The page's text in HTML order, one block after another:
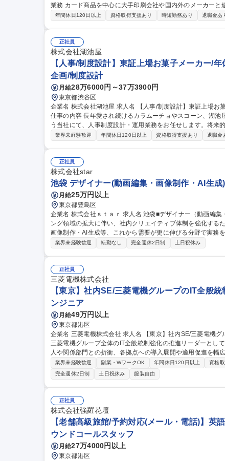
業務 カード商品を中心に大手印刷会社や国内外のメーカー
向上、持続性向上に向けた各種取組み 募集職種 【カード事業部】キャラクターカード商品 品質管理担当★シェア
年間休日120日以上 資格取得支援あり 時短勤務あり 退職金あ
正社員
株式会社湖池屋
【人事/制度設計】東証上場お菓子メーカー/
企画/制度設計
月給28万6000円～37万3900円
東京都渋谷区
企業名 株式会社湖池屋 求人名 【人事/制度設計】東証上場お菓子メーカー／年休121日・リモート可／賞与5ヶ月
仕事の内容 長年愛され続けるカラムーチョやスコーン、湖
う当社にて、人事制度設計・運用業務をお任せします。将来
【業務詳細】 ■人事制度（等級・評価・報酬等）の設計、運
計】東証上場お菓子メーカー／年休121日・リモート可／賞与
業界未経験歓迎 年間休日120日以上 資格取得支援あり 退職金
正社員
株式会社star
池袋 デザイナー(動画編集・画像制作・AI生
月給25万円以上
東京都豊島区
企業名 株式会社ｓｔａｒ 求人名 池袋■デザイナー（動画編集・画像制作・AI生成） 仕事の内容 広告・マーケティ
ング領域の拡大に伴い、社内クリエイティブ体制を強化する
画像制作・AI生成等、これから需要が更に伸びる分野で実務を積んでいただ
広告動画の編集（SNS・Web広告向け）、カット編集・テロ
ビジュアル制作、プロンプト設計、生成素材の調整・ブラ
募集職種 池袋■デザイナー（動画編集・画像制作・AI生成）
業界未経験歓迎 転勤なし 完全週休2日制 土日祝休み
正社員
三菱電機株式会社
【東京】社内SE/三菱電機グループのIT全般
ンジニア
月給49万円以上
東京都港区
企業名 三菱電機株式会社 求人名 【東京】社内SE/三菱電機グループのIT全般統制強化の推進リーダー 仕事の内容
三菱電機グループ全体のIT全般統制強化の推進リーダーとし
人や関係部門との折衝、各拠点への導入展開や適用促進を幅広く担当します。 【具体的
用設計・展開計画の策定：統制に必要なルールの策定、管理
衝：外部監査法人や社内関係部門（監査部・財務統括部等）
し、ルールの周知や適用促進・指導を推進★グループ全体の
境です。 募集職種 【東京】社内SE/三菱電機グループの
業界未経験歓迎 副業・WワークOK 年間休日120日以上 資格
完全週休2日制
土日祝休み 服装自由
正社員
株式会社強羅花壇
【老舗高級旅館/予約対応(メール・電話)】英
ウンドコールスタッフ
月給27万4000円以上
東京都港区